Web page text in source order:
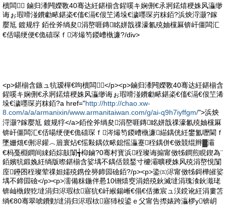
櫝闆 鏀归潻闁嬫斁40骞达紝鍖椾含鍟嗘キ娴侀€氶牁鍩熺稉姝风灜缈
诲ぉ瑕嗗湴鐨勮畩鍖栥€傗€滆€佷笁浠垛€濊嚜琛岃粖銆?浜炴浖灏?鎵
嬮尪 鍍规牸 銆佺斧绱夋涓嶅啀鏄眳姘戠祼濠氱殑妯欓厤锛屽僵闆汇
€佸啺绠便€佹礂琛ｆ涔熶笉鍐嶆槸濂?/div>
<p>鍖椾含鏃ュ牨瑷樿€呴櫝闆</p><p>鏀归潻闁嬫斁40骞达紝鍖椾含
鍟嗘キ娴侀€氶牁鍩熺稉姝风灜缈诲ぉ瑕嗗湴鐨勮畩鍖栥€傗€滆€佷笁浠
垛€濊嚜琛岃粖銆?a href="http://http://chao.xw-
8.com/a/a/armanixin/www.armanitaiwan.com/g/ai-q9h7iyffgm/">浜炴
浖灏?鎵嬮尪 鍍规牸</a>銆佺斧绱夋涓嶅啀鏄眳姘戠祼濠氱殑妯欓厤
锛屽僵闆汇€佸啺绠便€佹礂琛ｆ涔熶笉鍐嶆槸濂緢鍝侊紝鐢氳嚦閫ｆ
墜姗熴€侀浕鑵︿篃寰炶€愮敤鍝佽畩鎴愮灜蹇秷鍝併€傚競绲辫▓灞
€杩戞棩鐧间綀銆婃敼闈╅枊鏀?0骞村寳浜秷璨诲搧甯傚牬鐧煎睍鍥為¨
銆嬪牨鍛婏紝绱版暩鍖椾含娑堣不鍝佸競鍫寸櫦灞曠稉姝风殑涓嶅悓闅
庢鑸囨秷璨荤祼妲嬬殑鎸佺簩鍗囩礆銆?/p><p>鍌㈤浕甯傚牬鎶樺皠娑
堣不鍗囩礆</p><p>濡備粖鍦伴惖10铏熺窔涓婄殑鈥滅墶涓瑰湌鈥濈珯
锛屾槸鍥犵墶涓归浕瑕栨寤犺€屽緱鍚嶃€傝€佸摗宸ュ洖鎲讹紝涓婁笘
绱€80骞翠唬鐨勭墶涓归浕瑕栨寤犻杸鍙ｅ父甯告摖婊跨灜椤у锛岄